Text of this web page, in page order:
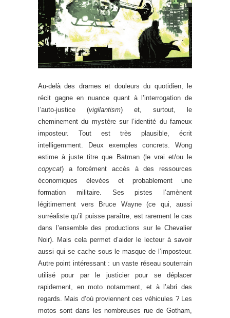
Au-delà des drames et douleurs du quotidien, le
récit gagne en nuance quant à l’interrogation de
l’auto-justice (vigilantism) et, surtout, le
cheminement du mystère sur l’identité du fameux
imposteur. Tout est très plausible, écrit
intelligemment. Deux exemples concrets. Wong
estime à juste titre que Batman (le vrai et/ou le
copycat) a forcément accès à des ressources
économiques élevées et probablement une
formation militaire. Ses pistes l’amènent
légitimement vers Bruce Wayne (ce qui, aussi
surréaliste qu’il puisse paraître, est rarement le cas
dans l’ensemble des productions sur le Chevalier
Noir). Mais cela permet d’aider le lecteur à savoir
aussi qui se cache sous le masque de l’imposteur.
Autre point intéressant : un vaste réseau souterrain
utilisé pour par le justicier pour se déplacer
rapidement, en moto notamment, et à l’abri des
regards. Mais d’où proviennent ces véhicules ? Les
motos sont dans les nombreuses rue de Gotham,